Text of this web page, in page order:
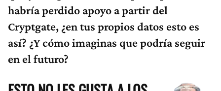
habría perdido apoyo a partir del
Cryptgate, ¿en tus propios datos esto es
así? ¿Y cómo imaginas que podría seguir
en el futuro?